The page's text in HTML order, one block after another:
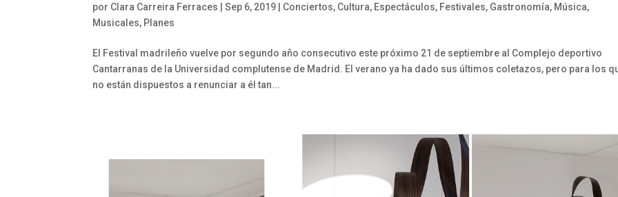
por Clara Carreira Ferraces |Sep 6, 2019 Conciertos, Cultura, Espectáculos, Festivales, Gastronomía, Música,
Musicales, Planes
El Festival madrileño vuelve por segundo año consecutivo este próximo 21 de septiembre al Complejo deportivo
Cantarranas de la Universidad complutense de Madrid. El verano ya ha dado sus últimos coletazos, pero para los
no están dispuestos a renunciar a él tan...